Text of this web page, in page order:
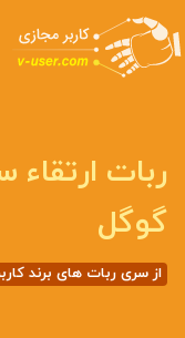
ربات
گوگل
از سری ربات های برند